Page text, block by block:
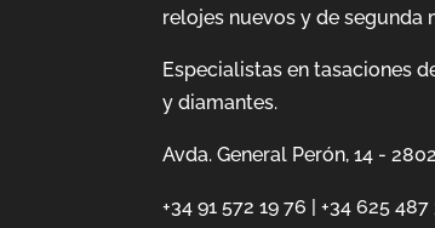
relojes nuevos y de segunda
Especialistas en tasaciones
y diamantes.
Avda. General Perón, 14 -
+34 91 572 19 76 |+34 625 487